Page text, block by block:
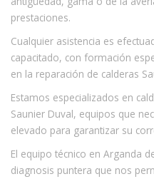
prestaciones.
Cualquier asistencia es
capacitado, con formación
en la reparación de calderas
Estamos especializados en
Saunier Duval, equipos que
elevado para garantizar su
El equipo técnico en Arganda
diagnosis puntera que nos